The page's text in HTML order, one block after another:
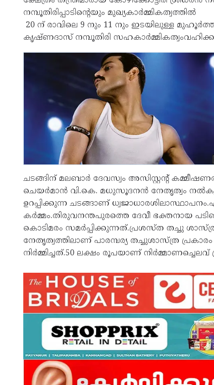
നമ്പൂതിരിപ്പാടിൻ്റെയും മുഖ്യകാർമ്മികത്വത്തിൽ
20 ന് രാവിലെ 9 നും 11 നും ഇടയിലുള്ള
കൃഷ്ണദാസ് നമ്പൂതിരി
ചടങ്ങിന് മലബാർ ദേവസ്വം അസിസ്റ്റൻ്റ്
ചെയർമാൻ വി.കെ. മധുസൂദനൻ നേതൃത്വം
ഉറപ്പിക്കുന്ന ചടങ്ങാണ്
കർമ്മം.തിരുവനന്തപുരത്തെ ദേവീ ഭക്തനായ
കൊടിമരം സമർപ്പിക്കുന്നത്.പ്രശസ്ത തച്ചു
നേതൃത്വത്തിലാണ് പാരമ്പര്യ തച്ചുശാസ്ത്ര
നിർമ്മിച്ചത്.50 ലക്ഷം രൂപയാണ് നിർമ്മാണച്ചെലവ്